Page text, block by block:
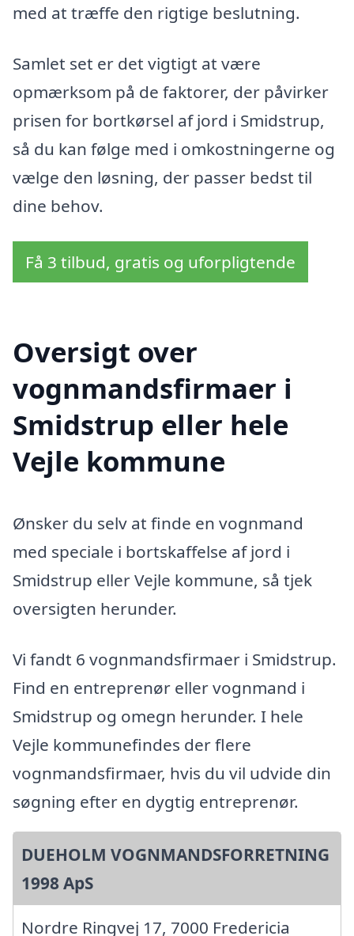
med at træffe den rigtige beslutning.
Samlet set er det vigtigt at være
opmærksom på de faktorer, der påvirker
prisen for bortkørsel af jord i Smidstrup,
så du kan følge med i omkostningerne og
vælge den løsning, der passer bedst til
dine behov.
Få 3 tilbud, gratis og uforpligtende
Oversigt over
vognmandsfirmaer i
Smidstrup eller hele
Vejle kommune
Ønsker du selv at finde en vognmand
med speciale i bortskaffelse af jord i
Smidstrup eller Vejle kommune, så tjek
oversigten herunder.
Vi fandt 6 vognmandsfirmaer i Smidstrup.
Find en entreprenør eller vognmand i
Smidstrup og omegn herunder. I hele
Vejle kommunefindes der flere
vognmandsfirmaer, hvis du vil udvide din
søgning efter en dygtig entreprenør.
DUEHOLM VOGNMANDSFORRETNING
1998 ApS
Nordre Ringvej 17, 7000 Fredericia